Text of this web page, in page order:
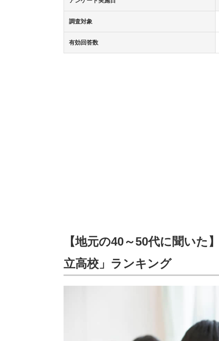
調査対象
有効回答数
【地元の40～50代に聞いた
立高校」ランキング